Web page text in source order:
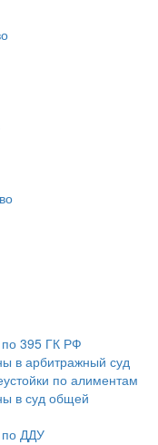
по 395 ГК РФ
в арбитражный суд
по алиментам
в суд общей
по ДДУ